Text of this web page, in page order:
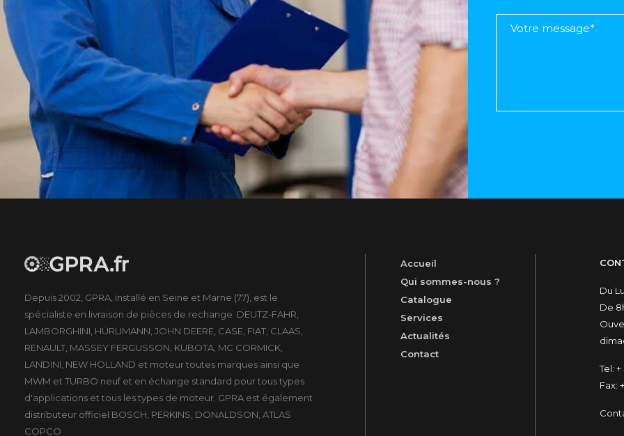
Depuis 2002, GPRA, installé en Seine et Marne (77), est le
spécialiste en livraison de pièces de rechange DEUTZ-FAHR,
LAMBORGHINI, HÜRLIMANN, JOHN DEERE, CASE, FIAT, CLAAS,
RENAULT, MASSEY FERGUSSON, KUBOTA, MC CORMICK,
LANDINI, NEW HOLLAND et moteur toutes marques ainsi que
MWM et TURBO neuf et en échange standard pour tous types
d'applications et tous les types de moteur. GPRA est également
distributeur officiel BOSCH, PERKINS, DONALDSON, ATLAS
COPCO
Accueil
Qui sommes-nous ?
Catalogue
Services
Actualités
Contact
Du
De
Tel: +
Fax: